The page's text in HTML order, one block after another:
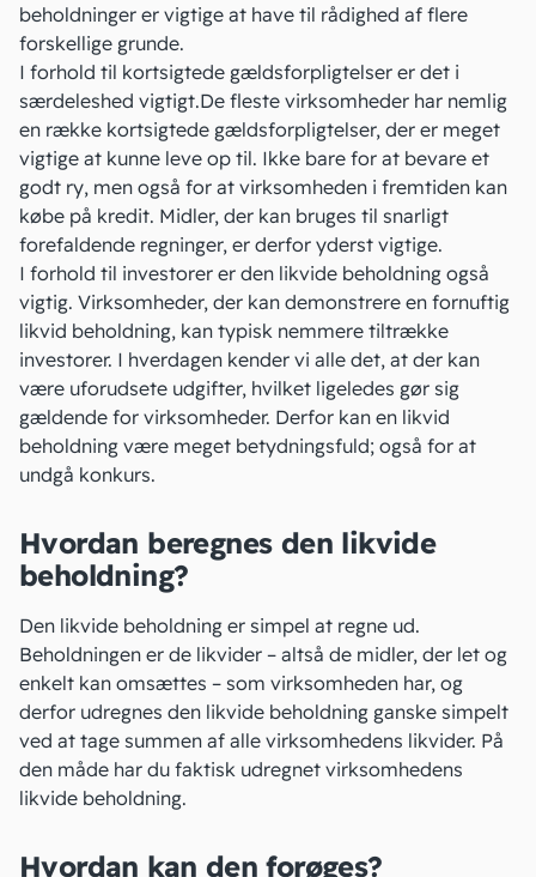
beholdninger er vigtige at have til rådighed af flere
forskellige grunde.
I forhold til kortsigtede gældsforpligtelser er det i
særdeleshed vigtigt.De fleste virksomheder har nemlig
en række kortsigtede gældsforpligtelser, der er meget
vigtige at kunne leve op til. Ikke bare for at bevare et
godt ry, men også for at virksomheden i fremtiden kan
købe på kredit. Midler, der kan bruges til snarligt
forefaldende regninger, er derfor yderst vigtige.
I forhold til investorer er den likvide beholdning også
vigtig. Virksomheder, der kan demonstrere en fornuftig
likvid beholdning, kan typisk nemmere tiltrække
investorer. I hverdagen kender vi alle det, at der kan
være uforudsete udgifter, hvilket ligeledes gør sig
gældende for virksomheder. Derfor kan en likvid
beholdning være meget betydningsfuld; også for at
undgå konkurs.
Hvordan beregnes den likvide
beholdning?
Den likvide beholdning er simpel at regne ud.
Beholdningen er de likvider – altså de midler, der let og
enkelt kan omsættes – som virksomheden har, og
derfor udregnes den likvide beholdning ganske simpelt
ved at tage summen af alle virksomhedens likvider. På
den måde har du faktisk udregnet virksomhedens
likvide beholdning.
Hvordan kan den forøges?